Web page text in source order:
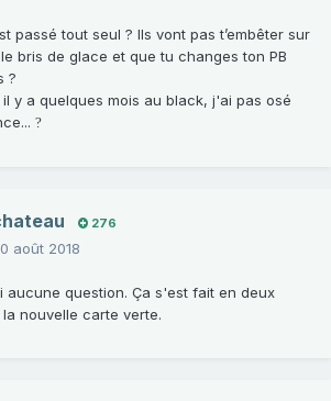
passé tout seul ? Ils vont pas t’embêter sur
bris de glace et que tu changes ton PB
?
y a quelques mois au black, j'ai pas osé
?
276
août 2018
aucune question. Ça s'est fait en deux
nouvelle carte verte.